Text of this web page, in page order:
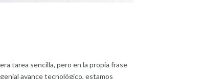
tarea sencilla, pero en la propia frase
avance tecnológico, estamos